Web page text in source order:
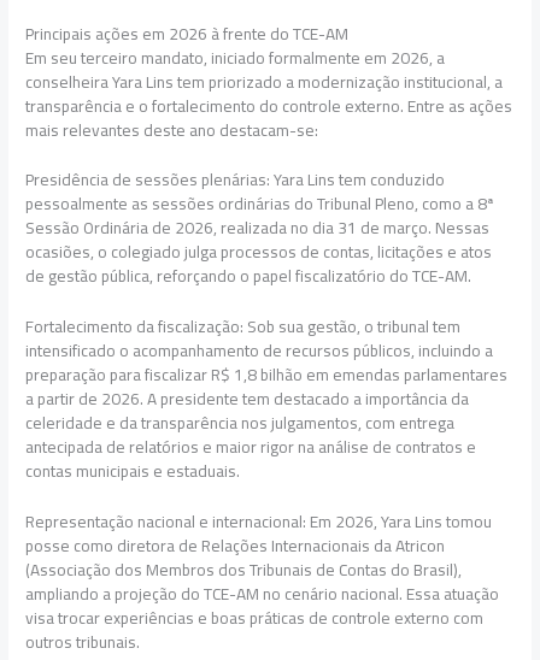
Principais ações em 2026 à frente do TCE-AM
Em seu terceiro mandato, iniciado formalmente em 2026, a
conselheira Yara Lins tem priorizado a modernização institucional, a
transparência e o fortalecimento do controle externo. Entre as ações
mais relevantes deste ano destacam-se:
Presidência de sessões plenárias: Yara Lins tem conduzido
pessoalmente as sessões ordinárias do Tribunal Pleno, como a 8ª
Sessão Ordinária de 2026, realizada no dia 31 de março. Nessas
ocasiões, o colegiado julga processos de contas, licitações e atos
de gestão pública, reforçando o papel fiscalizatório do TCE-AM.
Fortalecimento da fiscalização: Sob sua gestão, o tribunal tem
intensificado o acompanhamento de recursos públicos, incluindo a
preparação para fiscalizar R$ 1,8 bilhão em emendas parlamentares
a partir de 2026. A presidente tem destacado a importância da
celeridade e da transparência nos julgamentos, com entrega
antecipada de relatórios e maior rigor na análise de contratos e
contas municipais e estaduais.
Representação nacional e internacional: Em 2026, Yara Lins tomou
posse como diretora de Relações Internacionais da Atricon
(Associação dos Membros dos Tribunais de Contas do Brasil),
ampliando a projeção do TCE-AM no cenário nacional. Essa atuação
visa trocar experiências e boas práticas de controle externo com
outros tribunais.